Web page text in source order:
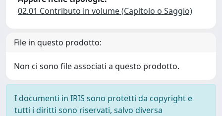
02.01 Contributo in volume (Capitolo o Saggio)
File in questo prodotto:
Non ci sono file associati a questo prodotto.
I documenti in IRIS sono protetti da copyright e
tutti i diritti sono riservati, salvo diversa